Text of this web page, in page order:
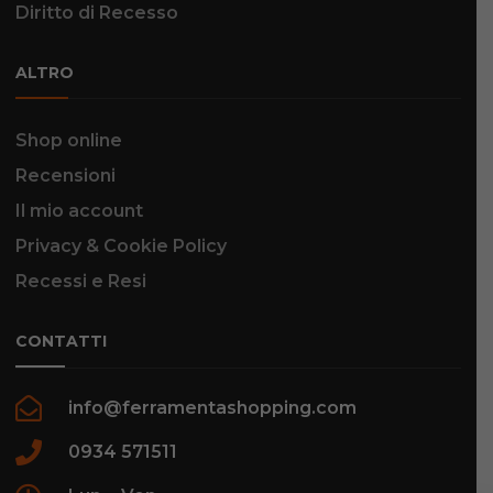
Diritto di Recesso
ALTRO
Shop online
Recensioni
Il mio account
Privacy & Cookie Policy
Recessi e Resi
CONTATTI
info@ferramentashopping.com
0934 571511